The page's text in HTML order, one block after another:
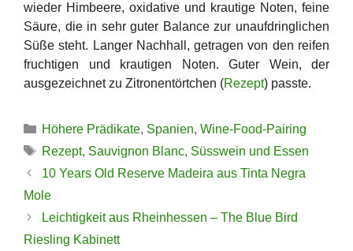
wieder Himbeere, oxidative und krautige Noten, feine
Säure, die in sehr guter Balance zur unaufdringlichen
Süße steht. Langer Nachhall, getragen von den reifen
fruchtigen und krautigen Noten. Guter Wein, der
ausgezeichnet zu Zitronentörtchen (Rezept) passte.
Kategorien
Höhere Prädikate, Spanien, Wine-Food-Pairing
Schlagwörter
Rezept, Sauvignon Blanc, Süsswein und Essen
10 Years Old Reserve Madeira aus Tinta Negra
Mole
Leichtigkeit aus Rheinhessen – The Blue Bird
Riesling Kabinett